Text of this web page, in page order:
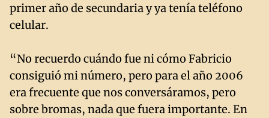
primer año de secundaria y ya tenía teléfono
celular.
“No recuerdo cuándo fue ni cómo Fabricio
consiguió mi número, pero para el año 2006
era frecuente que nos conversáramos, pero
sobre bromas, nada que fuera importante. En